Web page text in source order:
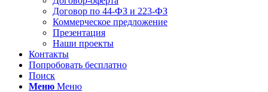
Договор по 44-ФЗ и 223-ФЗ
Коммерческое предложение
Презентация
Наши проекты
Контакты
Попробовать бесплатно
Поиск
Меню Меню